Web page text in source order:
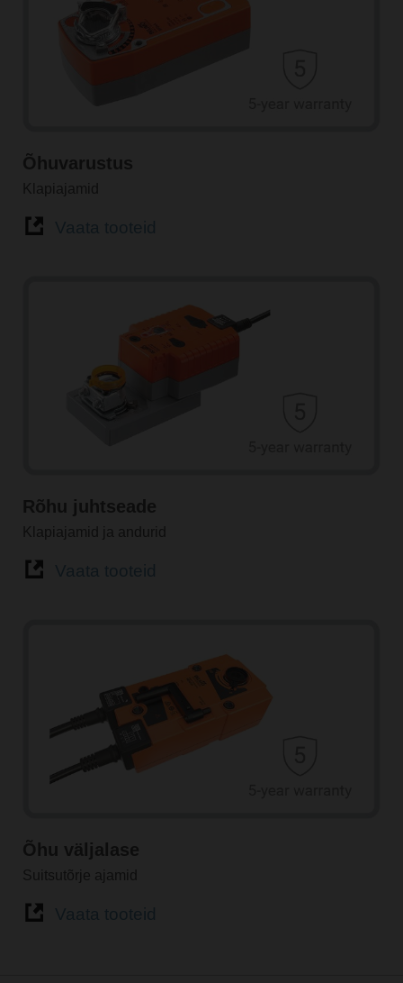
Õhuvarustus
Klapiajamid
Rõhu juhtseade
Klapiajamid ja andurid
Õhu väljalase
Suitsutõrje ajamid